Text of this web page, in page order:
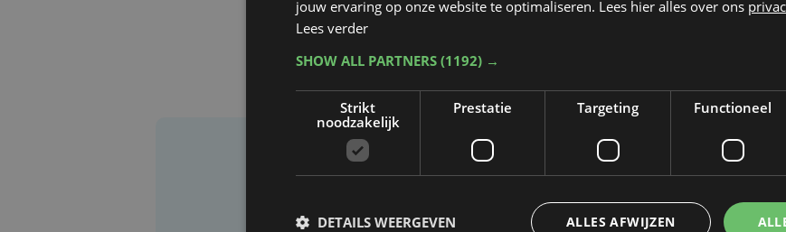
Taalfout opgemerkt?
Heb je een taal- of schrijffout opgemerkt in dit
jouw ervaring op onze website te optimaliseren. Lees hier alles over ons
Lees verder
SHOW ALL PARTNERS (1192) →
Strikt
noodzakelijk
Prestatie Targeting Functioneel
ALLES AFWIJZEN
DETAILS WEERGEVEN